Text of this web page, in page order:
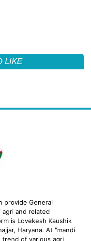
LIKE
provide General
and related
is Lovekesh Kaushik
Haryana. At "mandi
trend of various agri